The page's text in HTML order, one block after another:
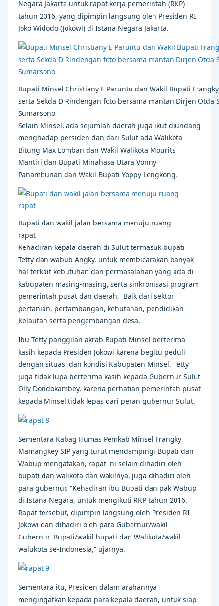
Negara Jakarta untuk rapat kerja pemerintah (RKP)
tahun 2016, yang dipimpin langsung oleh Presiden RI
Joko Widodo (Jokowi) di Istana Negara Jakarta.
Bupati Minsel Christiany E Paruntu dan Wakil Bupati
serta Sekda D Rindengan foto bersama mantan Dirjen Otda
Sumarsono
Selain Minsel, ada sejumlah daerah juga ikut diundang
menghadap persiden dan dari Sulut ada Walikota
Bitung Max Lomban dan Wakil Walikota Mourits
Mantiri dan Bupati Minahasa Utara Vonny
Panambunan dan Wakil Bupati Yoppy Lengkong.
Bupati dan wakil jalan bersama menuju ruang
rapat
Kehadiran kepala daerah di Sulut termasuk bupati
Tetty dan wabub Angky, untuk membicarakan banyak
hal terkait kebutuhan dan permasalahan yang ada di
kabupaten masing-masing, serta sinkronisasi program
pemerintah pusat dan daerah, Baik dari sektor
pertanian, pertambangan, kehutanan, pendidikan
Kelautan serta pengembangan desa.
Ibu Tetty panggilan akrab Bupati Minsel berterima
kasih kepada Presiden Jokowi karena begitu peduli
dengan situasi dan kondisi Kabupaten Minsel. Tetty
juga tidak lupa berterima kasih kepada Gubernur Sulut
Olly Dondokambey, karena perhatian pemerintah pusat
kepada Minsel tidak lepas dari peran gubernur Sulut.
Sementara Kabag Humas Pemkab Minsel Frangky
Mamangkey SIP yang turut mendampingi Bupati dan
Wabup mengatakan, rapat ini selain dihadiri oleh
bupati dan walikota dan wakilnya, juga dihadiri oleh
para gubernur. “Kehadiran ibu Bupati dan pak Wabup
di Istana Negara, untuk mengikuti RKP tahun 2016.
Rapat tersebut, dipimpin langsung oleh Presiden RI
Jokowi dan dihadiri oleh para Gubernur/wakil
Gubernur, Bupati/wakil bupati dan Walikota/wakil
walukota se-Indonesia,” ujarnya.
Sementara itu, Presiden dalam arahannya
mengingatkan kepada para kepala daerah, untuk siap